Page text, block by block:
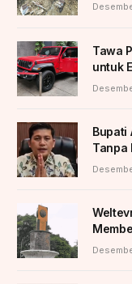
Tawa
untuk
Bupati
Tanpa